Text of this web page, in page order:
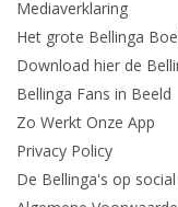
Mediaverklaring
Het grote Bellinga
Download hier de
Bellinga Fans in Beeld
Zo Werkt Onze App
Privacy Policy
De Bellinga's op